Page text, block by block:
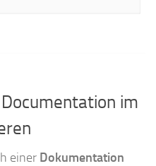
im
einer Dokumentation